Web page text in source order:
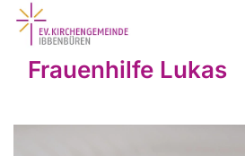
Frauenhilfe Lukas